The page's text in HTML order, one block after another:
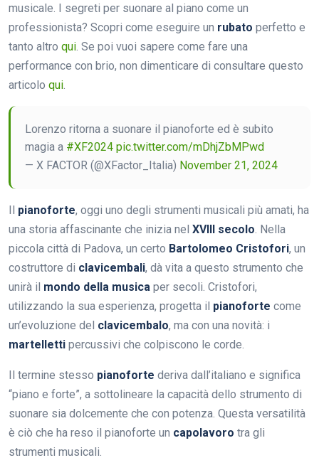
musicale. I segreti per suonare al piano come un
professionista? Scopri come eseguire un rubato perfetto e
tanto altro qui. Se poi vuoi sapere come fare una
performance con brio, non dimenticare di consultare questo
articolo qui.
Lorenzo ritorna a suonare il pianoforte ed è subito
magia a #XF2024 pic.twitter.com/mDhjZbMPwd
— X FACTOR (@XFactor_Italia) November 21, 2024
Il pianoforte, oggi uno degli strumenti musicali più amati, ha
una storia affascinante che inizia nel XVIII secolo. Nella
piccola città di Padova, un certo Bartolomeo Cristofori, un
costruttore di clavicembali, dà vita a questo strumento che
unirà il mondo della musica per secoli. Cristofori,
utilizzando la sua esperienza, progetta il pianoforte come
un’evoluzione del clavicembalo, ma con una novità: i
martelletti percussivi che colpiscono le corde.
Il termine stesso pianoforte deriva dall’italiano e significa
“piano e forte”, a sottolineare la capacità dello strumento di
suonare sia dolcemente che con potenza. Questa versatilità
è ciò che ha reso il pianoforte un capolavoro tra gli
strumenti musicali.